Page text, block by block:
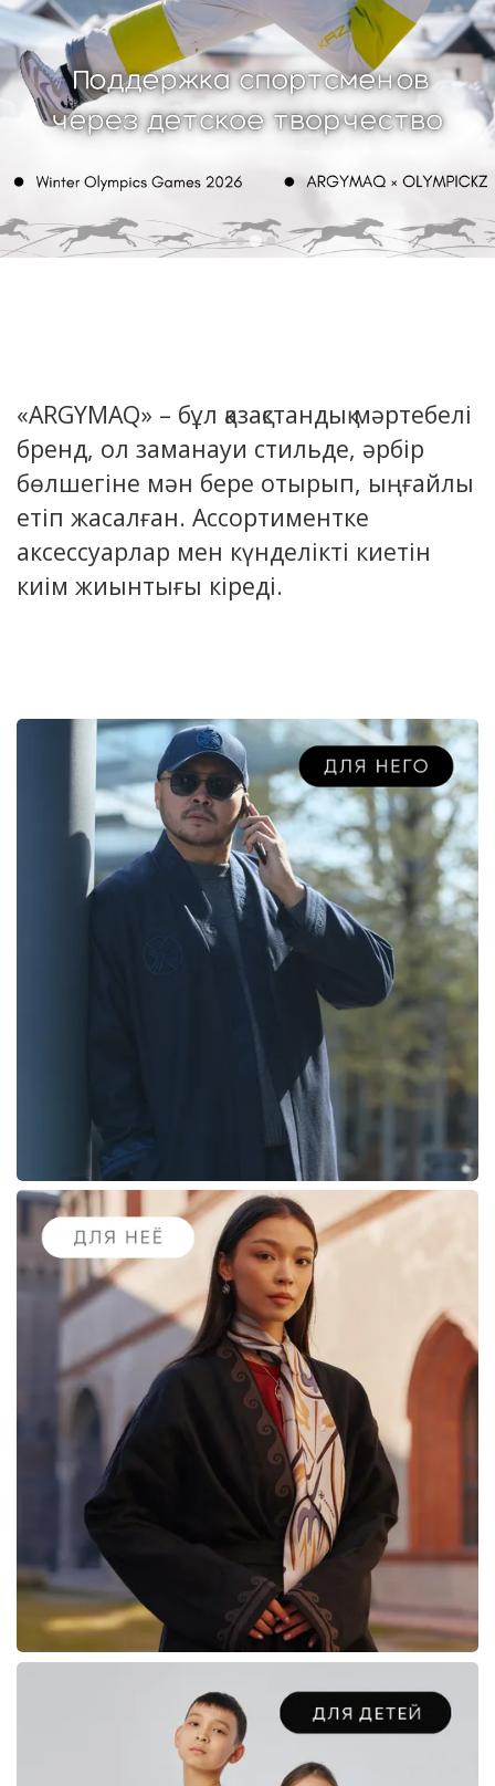
«ARGYMAQ» – бұл қазақстандық мәртебелі
бренд, ол заманауи стильде, әрбір
бөлшегіне мән бере отырып, ыңғайлы
етіп жасалған. Ассортиментке
аксессуарлар мен күнделікті киетін
киім жиынтығы кіреді.